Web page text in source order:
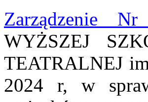
Zarządzenie
WYŻSZEJ
TEATRALNEJ
2024 r, w